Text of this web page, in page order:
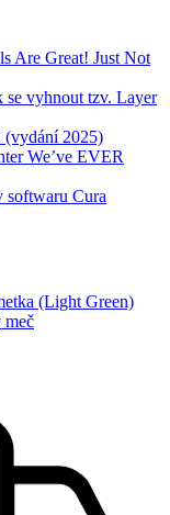
Are Great! Just Not
vyhnout tzv. Layer
2025)
We’ve EVER
softwaru Cura
(Light Green)